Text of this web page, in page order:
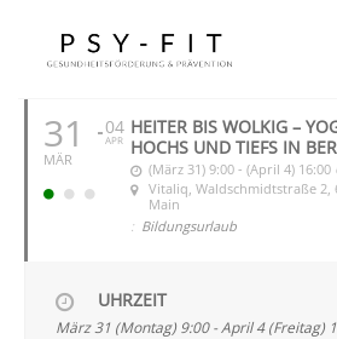
MÄRZ 2025
31
MÄR
04
APR
HEITER BIS WOLKIG –
HOCHS UND TIEFS IN
(März 31) 9:00 - (April 4) 16:00
Vitaliq, Waldschmidtstraße
Main
: Bildungsurlaub
UHRZEIT
März 31 (Montag) 9:00 - April 4 (Freitag)